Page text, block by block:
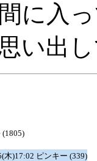
に入
い出
(1805)
木)17:02 ピンキー (339)